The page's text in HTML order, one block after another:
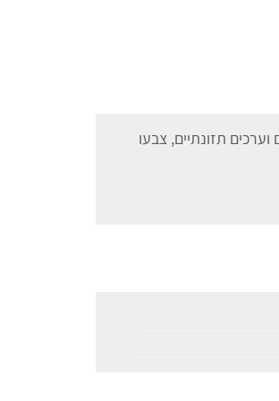
תזונתיים, צבעו